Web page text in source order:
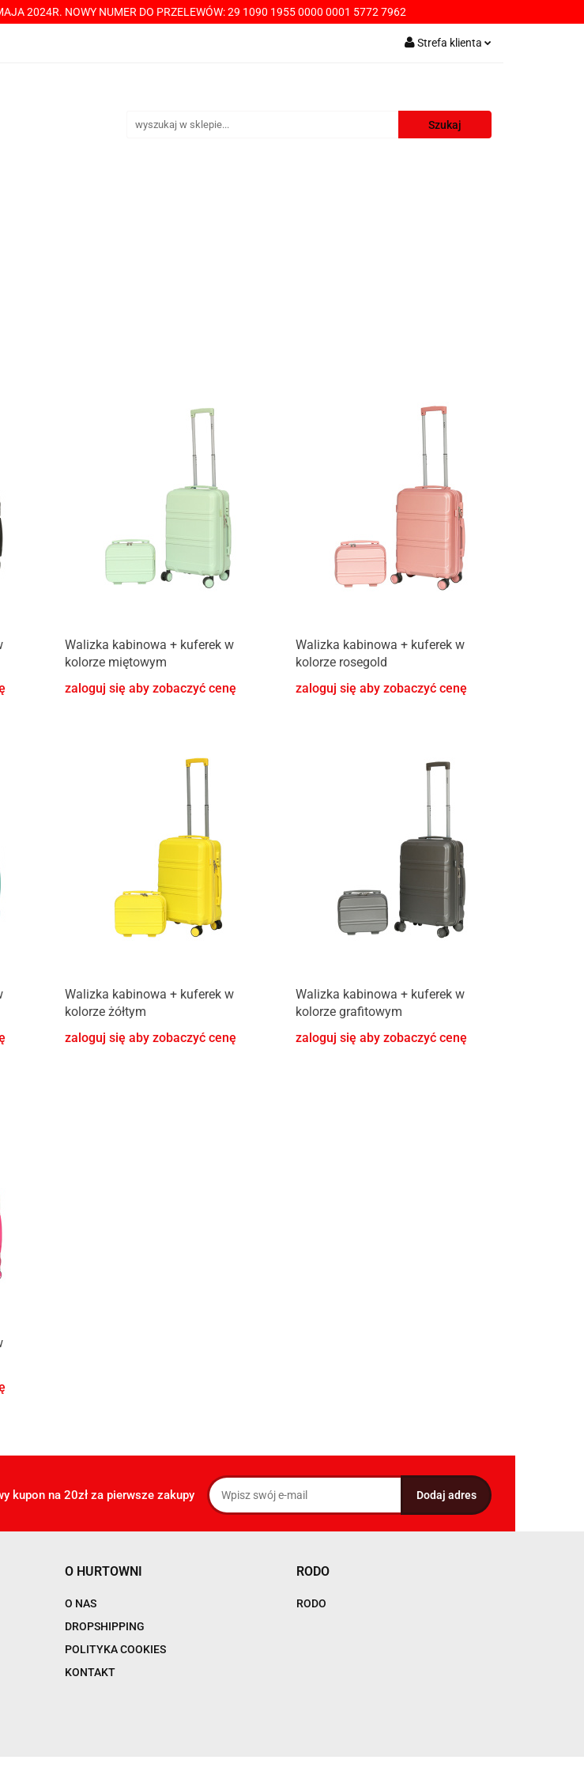
2024R. NOWY NUMER DO PRZELEWÓW: 29 1090 1955 0000 0001 5772 7962
Strefa klienta
Zarejestruj się
Dodaj zgłoszenie
PRZECZYTAJ! <----- PŁATNOŚCI
Walizka kabinowa + kuferek w
kolorze miętowym
zaloguj się aby zobaczyć cenę
Walizka kabinowa + kuferek w
kolorze rosegold
zaloguj się aby zobaczyć cenę
Walizka kabinowa + kuferek w
kolorze żółtym
zaloguj się aby zobaczyć cenę
Walizka kabinowa + kuferek w
kolorze grafitowym
zaloguj się aby zobaczyć cenę
kupon na 20zł za pierwsze zakupy
O HURTOWNI
O NAS
DROPSHIPPING
POLITYKA COOKIES
KONTAKT
RODO
RODO